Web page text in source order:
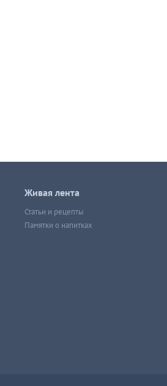
Живая лента
Статьи и рецепты
Памятки о напитках